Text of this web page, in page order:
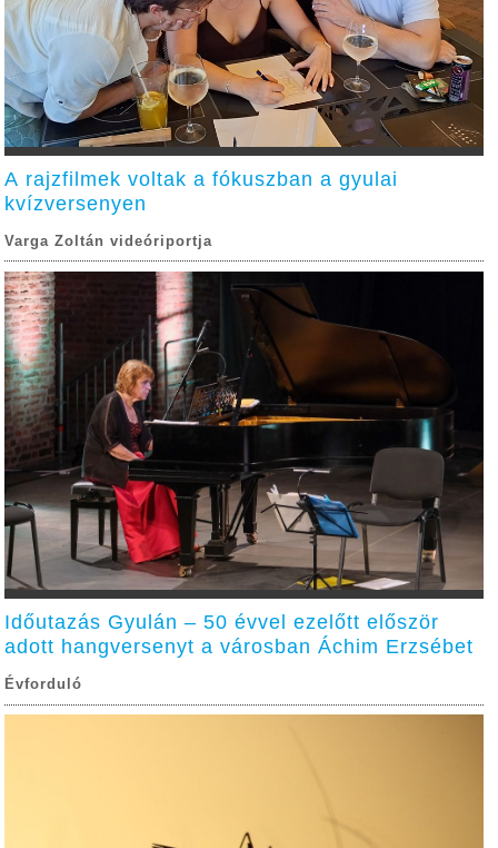
A rajzfilmek voltak a fókuszban a gyulai
kvízversenyen
Varga Zoltán videóriportja
Időutazás Gyulán – 50 évvel ezelőtt először
adott hangversenyt a városban Áchim Erzsébet
Évforduló